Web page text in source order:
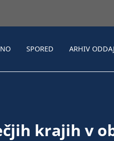
SPORED ARHIV ODDAJ
krajih v